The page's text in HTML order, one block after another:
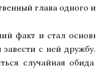
глава одного
факт и стал
с ней
случайная